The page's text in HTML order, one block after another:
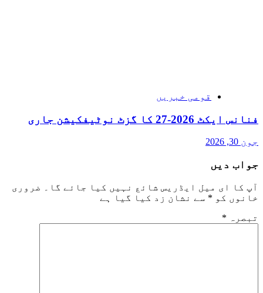
قومی خبریں
فنانس ایکٹ 2026-27 کا گزٹ نوٹیفکیشن جاری
جون 30, 2026
جواب دیں
آپ کا ای میل ایڈریس شائع نہیں کیا جائے گا۔
ضروری
خانوں کو * سے نشان زد کیا گیا ہے
تبصرہ *